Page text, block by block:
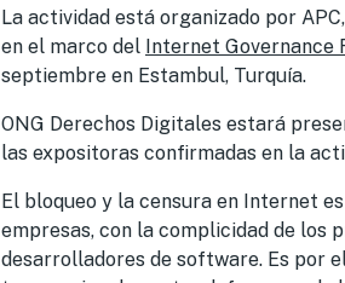
La actividad está organizado por
en el marco del Internet Governance
septiembre en Estambul, Turquía.
ONG Derechos Digitales estará
las expositoras confirmadas en la
El bloqueo y la censura en Internet
empresas, con la complicidad de los
desarrolladores de software. Es por